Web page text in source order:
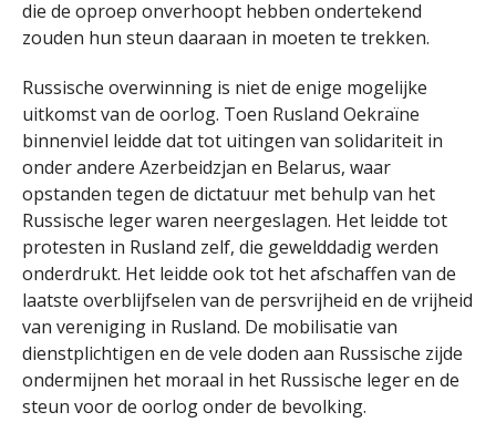
die de oproep onverhoopt hebben ondertekend
zouden hun steun daaraan in moeten te trekken.
Russische overwinning is niet de enige mogelijke
uitkomst van de oorlog. Toen Rusland Oekraïne
binnenviel leidde dat tot uitingen van solidariteit in
onder andere Azerbeidzjan en Belarus, waar
opstanden tegen de dictatuur met behulp van het
Russische leger waren neergeslagen. Het leidde tot
protesten in Rusland zelf, die gewelddadig werden
onderdrukt. Het leidde ook tot het afschaffen van de
laatste overblijfselen van de persvrijheid en de vrijheid
van vereniging in Rusland. De mobilisatie van
dienstplichtigen en de vele doden aan Russische zijde
ondermijnen het moraal in het Russische leger en de
steun voor de oorlog onder de bevolking.